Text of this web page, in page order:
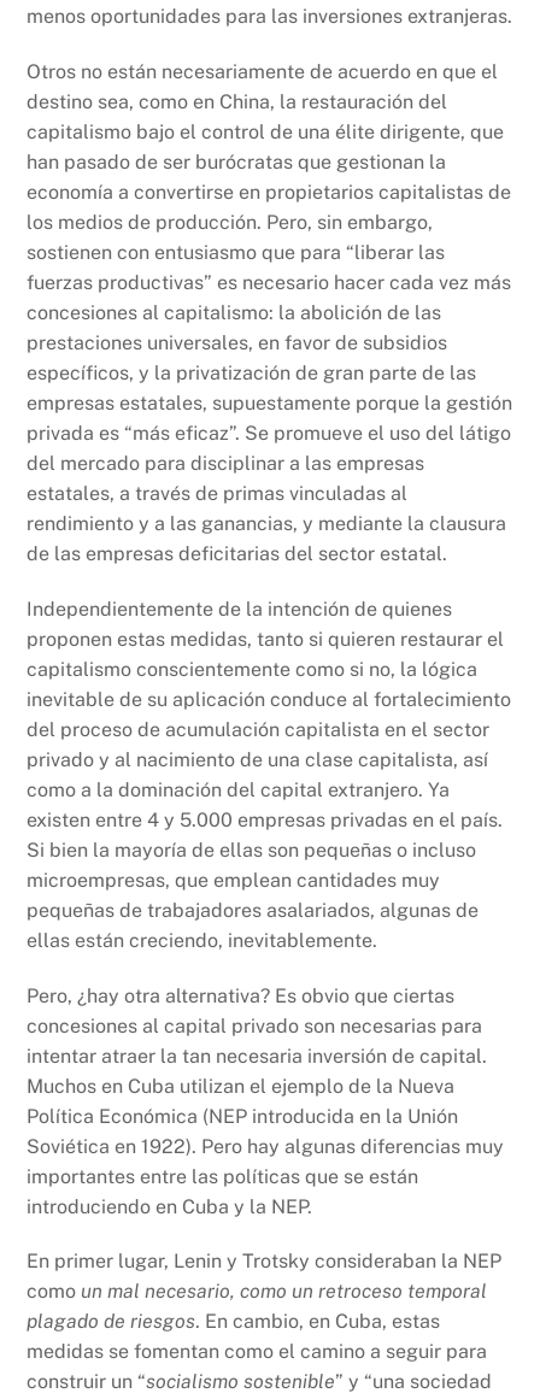
menos oportunidades para las inversiones extranjeras.
Otros no están necesariamente de acuerdo en que el
destino sea, como en China, la restauración del
capitalismo bajo el control de una élite dirigente, que
han pasado de ser burócratas que gestionan la
economía a convertirse en propietarios capitalistas de
los medios de producción. Pero, sin embargo,
sostienen con entusiasmo que para “liberar las
fuerzas productivas” es necesario hacer cada vez más
concesiones al capitalismo: la abolición de las
prestaciones universales, en favor de subsidios
específicos, y la privatización de gran parte de las
empresas estatales, supuestamente porque la gestión
privada es “más eficaz”. Se promueve el uso del látigo
del mercado para disciplinar a las empresas
estatales, a través de primas vinculadas al
rendimiento y a las ganancias, y mediante la clausura
de las empresas deficitarias del sector estatal.
Independientemente de la intención de quienes
proponen estas medidas, tanto si quieren restaurar el
capitalismo conscientemente como si no, la lógica
inevitable de su aplicación conduce al fortalecimiento
del proceso de acumulación capitalista en el sector
privado y al nacimiento de una clase capitalista, así
como a la dominación del capital extranjero. Ya
existen entre 4 y 5.000 empresas privadas en el país.
Si bien la mayoría de ellas son pequeñas o incluso
microempresas, que emplean cantidades muy
pequeñas de trabajadores asalariados, algunas de
ellas están creciendo, inevitablemente.
Pero, ¿hay otra alternativa? Es obvio que ciertas
concesiones al capital privado son necesarias para
intentar atraer la tan necesaria inversión de capital.
Muchos en Cuba utilizan el ejemplo de la Nueva
Política Económica (NEP introducida en la Unión
Soviética en 1922). Pero hay algunas diferencias muy
importantes entre las políticas que se están
introduciendo en Cuba y la NEP.
En primer lugar, Lenin y Trotsky consideraban la NEP
como un mal necesario, como un retroceso temporal
plagado de riesgos. En cambio, en Cuba, estas
medidas se fomentan como el camino a seguir para
construir un “socialismo sostenible” y “una sociedad